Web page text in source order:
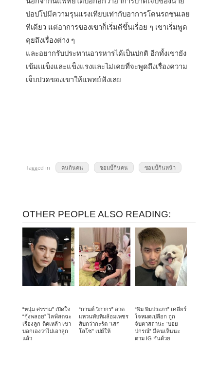
ปอปโปมีความรุนแรงเทียบเท่ากับอาการโดนรถชนเลย
ทีเดียว แต่อาการของเขาก็เริ่มดีขึ้นเรื่อย ๆ เขาเริ่มพูด
คุยถึงเรื่องต่าง ๆ
และอยากรับประทานอารหารได้เป็นปกติ อีกทั้งเขายัง
เข้มเแข็งและแข็งแรงและไม่เคยที่จะพูดถึงเรื่องความ
เจ็บปวดของเขาให้แพทย์ฟังเลย
Tagged in คนกินคน ซอมบี้กินคน ซอมบี้กินหน้า
OTHER PEOPLE ALSO READING:
“หนุ่ม ศรราม” เปิดใจ
“กุ้งพลอย” ไลฟ์สดฉะ
เรื่องลูก-ติดเหล้า เขา
บอกเองว่าไม่เอาลูก
แล้ว
“กานต์ วิภากร” อวด
แหวนทับทิมล้อมเพชร
สิบกว่ากะรัต “เสก
โลโซ” เปย์ให้
“พิม พิมประภา” เคลียร์
ใจหมดเปลือก ถูก
จับตาสถานะ “บอย
ปกรณ์” มีคนเห็นนะ
ตาม IG กันด้วย